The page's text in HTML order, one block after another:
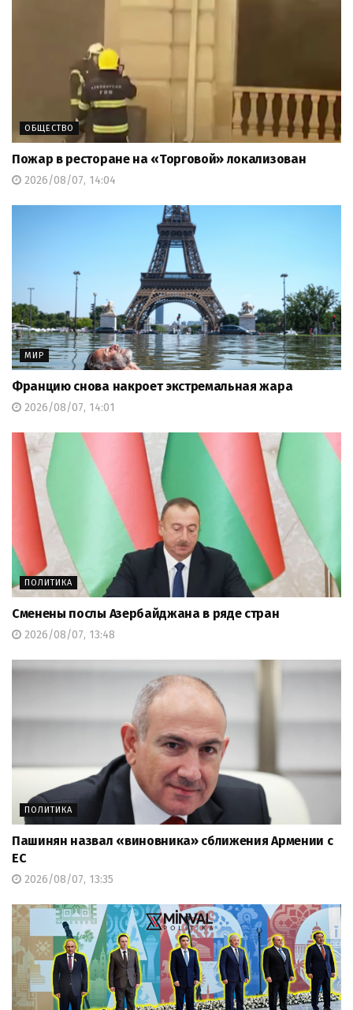
ОБЩЕСТВО
Пожар в ресторане на «Торговой» локализован
2026/08/07, 14:04
МИР
Францию снова накроет экстремальная жара
2026/08/07, 14:01
ПОЛИТИКА
Сменены послы Азербайджана в ряде стран
2026/08/07, 13:48
ПОЛИТИКА
Пашинян назвал «виновника» сближения Армении с
ЕС
2026/08/07, 13:35